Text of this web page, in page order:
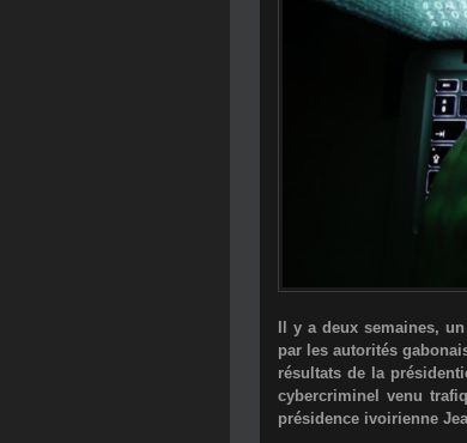
Il y a deux semaines,
par les autorités
résultats de la
cybercriminel venu
présidence ivoirienne